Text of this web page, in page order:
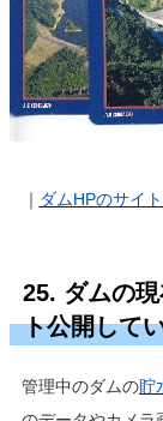
｜ ダムHPのサイ
25. ダムの
ト公開して
管理中のダムの貯